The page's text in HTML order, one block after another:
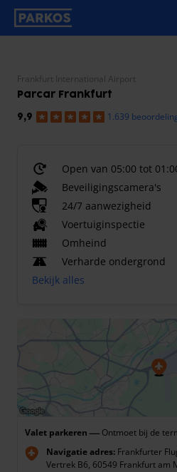
label-voor-primaire-navigatie
Frankfurt International Airport
Parcar Frankfurt
9,9 1.639
Open van 05:00 tot
Beveiligingscamera's
24/7 aanwezigheid
Voertuiginspectie
Omheind
Verharde ondergrond
Bekijk alles
Valet parkeren — Ontmoet bij de
Navigatie adres: Frankfurter
Vertrek B6, 60549 Frankfurt am